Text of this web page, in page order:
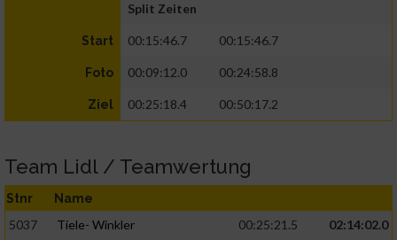
Split Zeiten
Start 00:15:46.7 00:15:46.7
Foto 00:09:12.0 00:24:58.8
Ziel 00:25:18.4 00:50:17.2
Team Lidl / Teamwertung
Stnr Name
5037 Tiele- Winkler 00:25:21.5
02:14:02.0